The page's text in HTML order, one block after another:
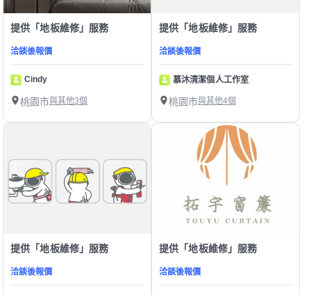
提供「地板維修」服務
洽談後報價
Cindy
桃園市與其他3個
提供「地板維修」服務
洽談後報價
慕沐清潔個人工作室
桃園市與其他4個
提供「地板維修」服務
洽談後報價
提供「地板維修」服務
洽談後報價